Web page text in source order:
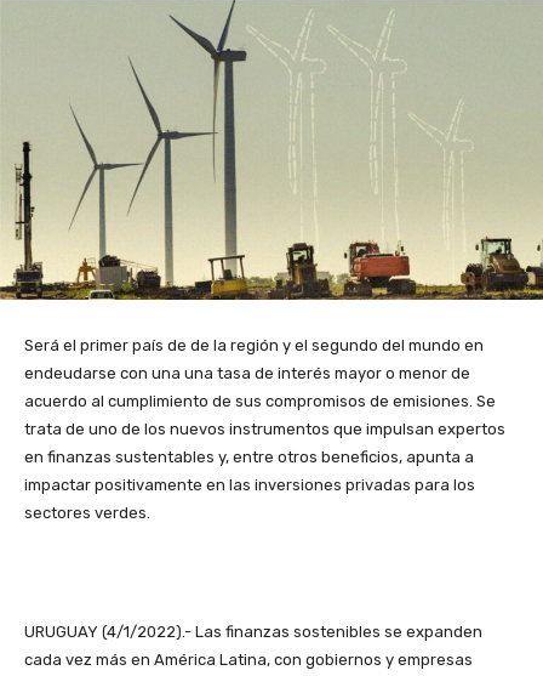
Será el primer país de de la región y el segundo del mundo en
endeudarse con una una tasa de interés mayor o menor de
acuerdo al cumplimiento de sus compromisos de emisiones. Se
trata de uno de los nuevos instrumentos que impulsan expertos
en finanzas sustentables y, entre otros beneficios, apunta a
impactar positivamente en las inversiones privadas para los
sectores verdes.
URUGUAY (4/1/2022).- Las finanzas sostenibles se expanden
cada vez más en América Latina, con gobiernos y empresas